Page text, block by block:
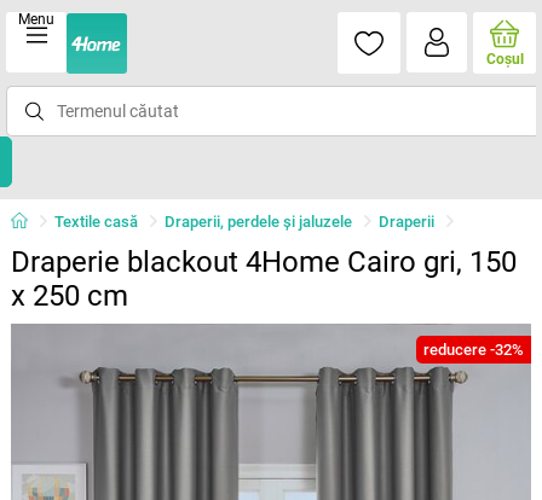
Menu
Coşul
Textile casă Draperii, perdele şi jaluzele Draperii
Draperie blackout 4Home Cairo gri, 150
x 250 cm
reducere -32%